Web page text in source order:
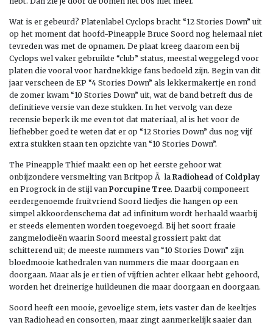
Wat is er gebeurd? Platenlabel Cyclops bracht “12 Stories Down” uit
op het moment dat hoofd-Pineapple Bruce Soord nog helemaal niet
tevreden was met de opnamen. De plaat kreeg daarom een bij
Cyclops wel vaker gebruikte “club” status, meestal weggelegd voor
platen die vooral voor hardnekkige fans bedoeld zijn. Begin van dit
jaar verscheen de EP “4 Stories Down” als lekkermakertje en rond
de zomer kwam “10 Stories Down” uit, wat de band betreft dus de
definitieve versie van deze stukken. In het vervolg van deze
recensie beperk ik me even tot dat materiaal, al is het voor de
liefhebber goed te weten dat er op “12 Stories Down” dus nog vijf
extra stukken staan ten opzichte van “10 Stories Down”.
The Pineapple Thief maakt een op het eerste gehoor wat
onbijzondere versmelting van Britpop Ã la Radiohead of Coldplay
en Progrock in de stijl van Porcupine Tree. Daarbij componeert
eerdergenoemde fruitvriend Soord liedjes die hangen op een
simpel akkoordenschema dat ad infinitum wordt herhaald waarbij
er steeds elementen worden toegevoegd. Bij het soort fraaie
zangmelodieën waarin Soord meestal grossiert pakt dat
schitterend uit; de meeste nummers van “10 Stories Down” zijn
bloedmooie kathedralen van nummers die maar doorgaan en
doorgaan. Maar als je er tien of vijftien achter elkaar hebt gehoord,
worden het dreinerige huildeunen die maar doorgaan en doorgaan.
Soord heeft een mooie, gevoelige stem, iets vaster dan de keeltjes
van Radiohead en consorten, maar zingt aanmerkelijk saaier dan